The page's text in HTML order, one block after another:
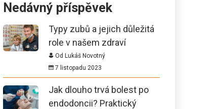
Nedávný příspěvek
Typy zubů a jejich důležitá
role v našem zdraví
Od Lukáš Novotný
7 listopadu 2023
Jak dlouho trvá bolest po
endodoncii? Praktický